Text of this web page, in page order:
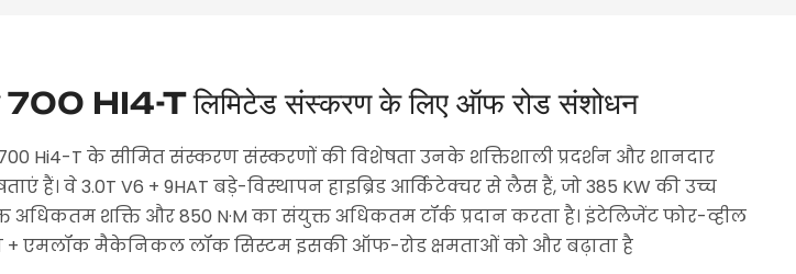
HI4-T लिमिटेड संस्करण के लिए ऑफ रोड संशोधन
Hi4-T के सीमित संस्करण संस्करणों की विशेषता उनके शक्तिशाली प्रदर्शन और शानदार
हैं। वे 3.0T V6 + 9HAT बड़े-विस्थापन हाइब्रिड आर्किटेक्चर से लैस हैं, जो 385 KW की उच्च
अधिकतम शक्ति और 850 N·M का संयुक्त अधिकतम टॉर्क प्रदान करता है। इंटेलिजेंट फोर-व्हील
+ एमलॉक मैकेनिकल लॉक सिस्टम इसकी ऑफ-रोड क्षमताओं को और बढ़ाता है